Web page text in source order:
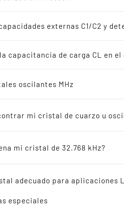
de 32.768 kHz
especiales
externas C1/C2 y
capacitancia de carga CL en
oscilantes MHz
mi cristal de cuarzo u
mi cristal de 32.768 kHz?
adecuado para aplicaciones
Ejemplos de uso de
Contadores de
asignadores de costes de
termostatos por radio,